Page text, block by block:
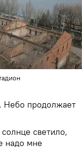
Небо продолжает
светило,
надо мне